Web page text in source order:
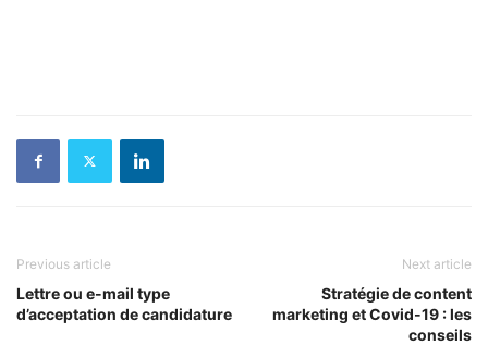
Previous article
Lettre ou e-mail type
d’acceptation de candidature
Next article
Stratégie de content
marketing et Covid-19 : les
conseils